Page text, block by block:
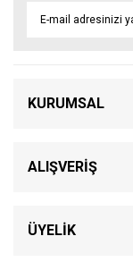
KURUMSAL
ALIŞVERİŞ
ÜYELİK